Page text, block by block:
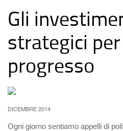
Gli
strategici
progresso
DICEMBRE 2014
Ogni giorno sentiamo appelli di